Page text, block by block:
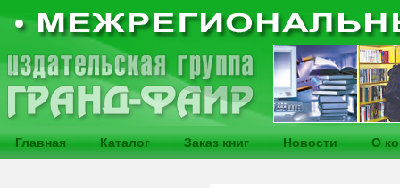
Главная Каталог Заказ книг Новости О